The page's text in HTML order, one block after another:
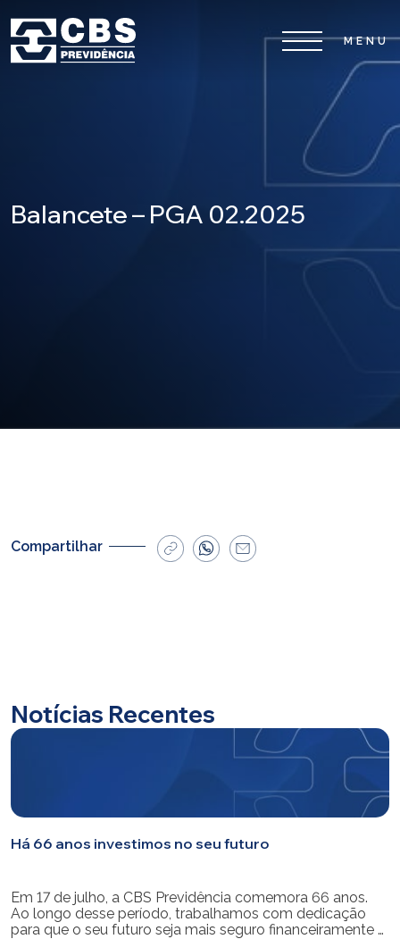
Balancete – PGA 02.2025
Compartilhar
Notícias Recentes
Há 66 anos investimos no seu futuro
Em 17 de julho, a CBS Previdência comemora 66 anos.
Ao longo desse período, trabalhamos com dedicação
para que o seu futuro seja mais seguro financeiramente e